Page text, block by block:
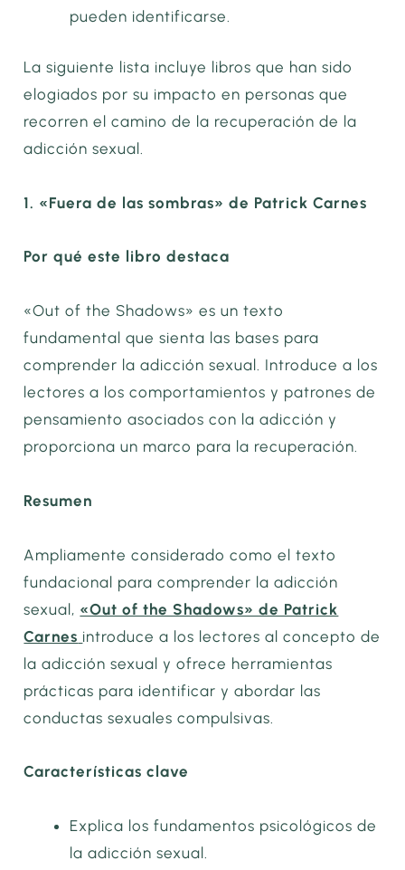
pueden identificarse.
La siguiente lista incluye libros que han sido
elogiados por su impacto en personas que
recorren el camino de la recuperación de la
adicción sexual.
1. «Fuera de las sombras» de Patrick Carnes
Por qué este libro destaca
«Out of the Shadows» es un texto
fundamental que sienta las bases para
comprender la adicción sexual. Introduce a los
lectores a los comportamientos y patrones de
pensamiento asociados con la adicción y
proporciona un marco para la recuperación.
Resumen
Ampliamente considerado como el texto
fundacional para comprender la adicción
sexual, «Out of the Shadows» de Patrick
Carnes introduce a los lectores al concepto de
la adicción sexual y ofrece herramientas
prácticas para identificar y abordar las
conductas sexuales compulsivas.
Características clave
Explica los fundamentos psicológicos de
la adicción sexual.